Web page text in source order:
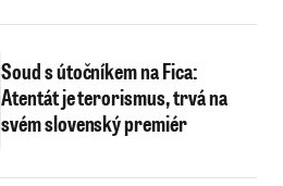
Soud s útočníkem na Fica:
Atentát je terorismus, trvá na
svém slovenský premiér